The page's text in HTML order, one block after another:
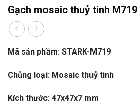
Gạch mosaic thuỷ tinh M719
Mã sản phầm: STARK-M719
Chủng loại: Mosaic thuỷ tinh
Kích thước: 47x47x7 mm